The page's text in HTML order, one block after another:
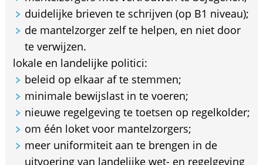
duidelijke brieven te schrijven (op B1 niveau);
de mantelzorger zelf te helpen, en niet door
te verwijzen.
lokale en landelijke politici:
beleid op elkaar af te stemmen;
minimale bewijslast in te voeren;
nieuwe regelgeving te toetsen op regelkolder;
om één loket voor mantelzorgers;
meer uniformiteit aan te brengen in de
uitvoering van landelijke wet- en regelgeving